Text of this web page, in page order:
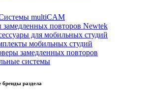
multiCAM
повторов Newtek
для мобильных студий
мобильных студий
замедленных повторов
системы
раздела